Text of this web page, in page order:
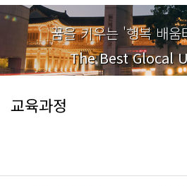
꿈을 키우는 '행복 배움
The Best Glocal
교육과정